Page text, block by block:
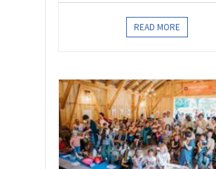
READ MORE